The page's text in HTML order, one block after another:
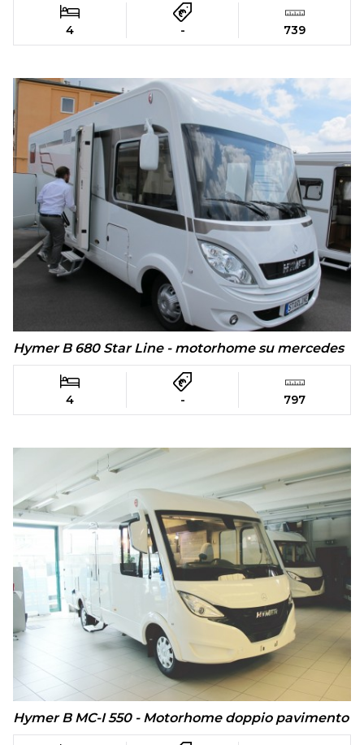
4 - 739
Hymer B 680 Star Line - motorhome su mercedes
4 - 797
Hymer B MC-I 550 - Motorhome doppio pavimento